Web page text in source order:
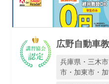
広野自動車
兵庫県・三木
市・加東市・